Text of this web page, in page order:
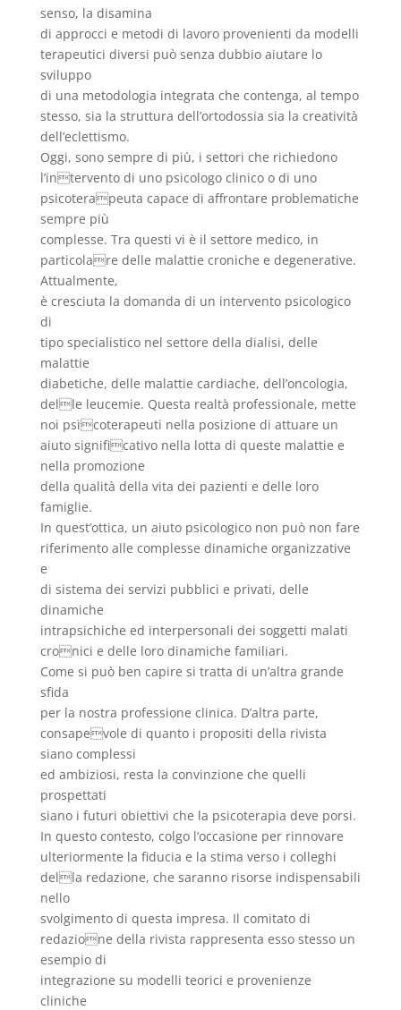
senso, la disamina
di approcci e metodi di lavoro provenienti da modelli
terapeutici diversi può senza dubbio aiutare lo
sviluppo
di una metodologia integrata che contenga, al tempo
stesso, sia la struttura dell’ortodossia sia la creatività
dell’eclettismo.
Oggi, sono sempre di più, i settori che richiedono
l’intervento di uno psicologo clinico o di uno
psicoterapeuta capace di affrontare problematiche
sempre più
complesse. Tra questi vi è il settore medico, in
particolare delle malattie croniche e degenerative.
Attualmente,
è cresciuta la domanda di un intervento psicologico
di
tipo specialistico nel settore della dialisi, delle
malattie
diabetiche, delle malattie cardiache, dell’oncologia,
delle leucemie. Questa realtà professionale, mette
noi psicoterapeuti nella posizione di attuare un
aiuto significativo nella lotta di queste malattie e
nella promozione
della qualità della vita dei pazienti e delle loro
famiglie.
In quest’ottica, un aiuto psicologico non può non fare
riferimento alle complesse dinamiche organizzative
e
di sistema dei servizi pubblici e privati, delle
dinamiche
intrapsichiche ed interpersonali dei soggetti malati
cronici e delle loro dinamiche familiari.
Come si può ben capire si tratta di un’altra grande
sfida
per la nostra professione clinica. D’altra parte,
consapevole di quanto i propositi della rivista
siano complessi
ed ambiziosi, resta la convinzione che quelli
prospettati
siano i futuri obiettivi che la psicoterapia deve porsi.
In questo contesto, colgo l’occasione per rinnovare
ulteriormente la fiducia e la stima verso i colleghi
della redazione, che saranno risorse indispensabili
nello
svolgimento di questa impresa. Il comitato di
redazione della rivista rappresenta esso stesso un
esempio di
integrazione su modelli teorici e provenienze
cliniche